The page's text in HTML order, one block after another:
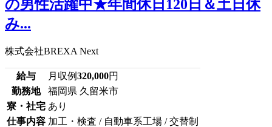
の男性活躍中★年間休日120日＆土日休
み...
株式会社BREXA Next
給与 月収例320,000円
勤務地
福岡県 久留米市
寮・社宅 あり
仕事内容 加工・検査 / 自動車系工場 / 交替制